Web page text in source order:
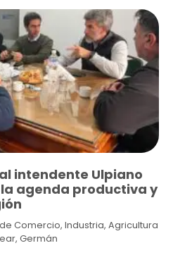
intendente Ulpiano
agenda productiva y
Comercio, Industria, Agricultura
Germán